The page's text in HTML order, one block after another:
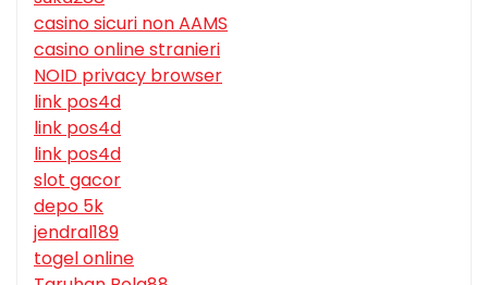
casino sicuri non AAMS
casino online stranieri
NOID privacy browser
link pos4d
link pos4d
link pos4d
slot gacor
depo 5k
jendral189
togel online